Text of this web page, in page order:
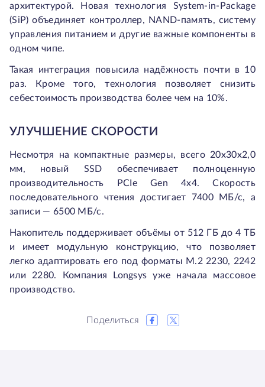
архитектурой. Новая технология System-in-Package
(SiP) объединяет контроллер, NAND-память, систему
управления питанием и другие важные компоненты в
одном чипе.
Такая интеграция повысила надёжность почти в 10
раз. Кроме того, технология позволяет снизить
себестоимость производства более чем на 10%.
УЛУЧШЕНИЕ СКОРОСТИ
Несмотря на компактные размеры, всего 20x30x2,0
мм, новый SSD обеспечивает полноценную
производительность PCIe Gen 4x4. Скорость
последовательного чтения достигает 7400 МБ/с, а
записи — 6500 МБ/с.
Накопитель поддерживает объёмы от 512 ГБ до 4 ТБ
и имеет модульную конструкцию, что позволяет
легко адаптировать его под форматы M.2 2230, 2242
или 2280. Компания Longsys уже начала массовое
производство.
Поделиться